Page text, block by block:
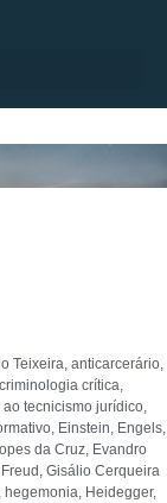
Teixeira, anticarcerário,
criminologia crítica,
ao tecnicismo jurídico,
, Einstein, Engels,
da Cruz, Evandro
Freud , Gisálio Cerqueira
hegemonia, Heidegger,